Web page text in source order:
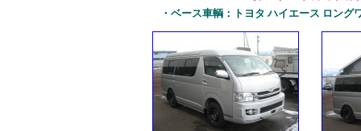
・ベース車輌：トヨタ ハイエース ロング